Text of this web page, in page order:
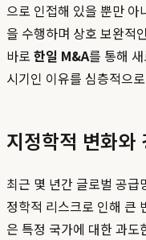
으로 인접해 있을 뿐만
을 수행하며 상호 보완적
바로 한일 M&A를 통해
시기인 이유를 심층적으
지정학적 변화와
최근 몇 년간 글로벌 공급
정학적 리스크로 인해 큰
은 특정 국가에 대한 과